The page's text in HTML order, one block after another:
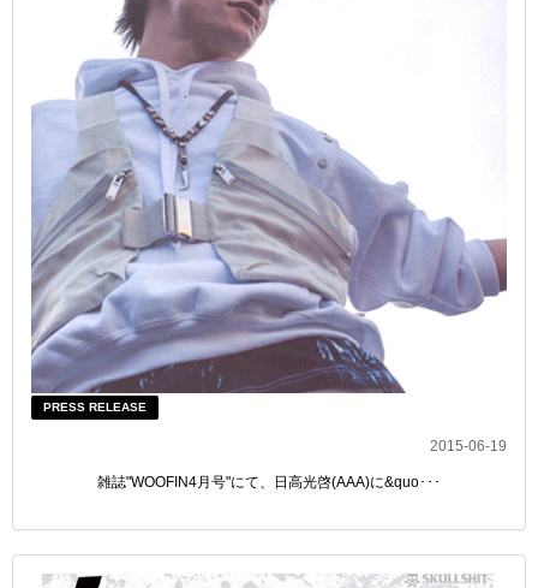
PRESS RELEASE
2015-06-19
雑誌"WOOFIN4月号"にて、日高光啓(AAA)に&quo･･･